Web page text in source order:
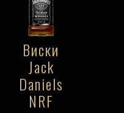
Виски
Jack
Daniels
NRF